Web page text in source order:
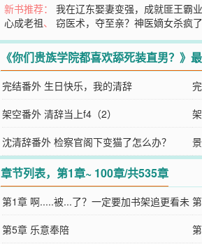
新书推荐：我在辽东娶妻变强，成就匪王霸业
心成老祖、窃医术，夺至亲？神医嫡女杀疯了
《你们贵族学院都喜欢舔死装直男？》
完结番外 生日快乐，我的清辞
架空番外 清辞当上f4（2）
沈清辞番外 检察官阁下变猫了怎么办？
章节列表，第1章~ 100章/共535章
第1章 啊.....被...了？一定要加书架追更看未
删减！！
第5章 乐意奉陪